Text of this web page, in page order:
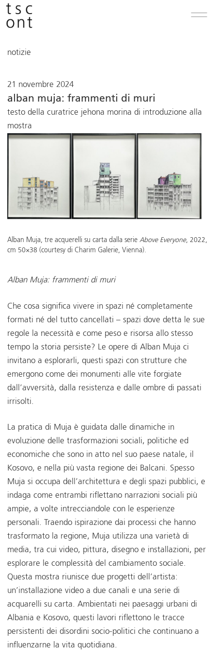
notizie
21 novembre 2024
alban muja: frammenti di muri
testo della curatrice jehona morina di introduzione alla
mostra
Alban Muja, tre acquerelli su carta dalla serie Above Everyone, 2022,
cm 50×38 (courtesy di Charim Galerie, Vienna).
Alban Muja: frammenti di muri
Che cosa significa vivere in spazi né completamente
formati né del tutto cancellati – spazi dove detta le sue
regole la necessità e come peso e risorsa allo stesso
tempo la storia persiste? Le opere di Alban Muja ci
invitano a esplorarli, questi spazi con strutture che
emergono come dei monumenti alle vite forgiate
dall’avversità, dalla resistenza e dalle ombre di passati
irrisolti.
La pratica di Muja è guidata dalle dinamiche in
evoluzione delle trasformazioni sociali, politiche ed
economiche che sono in atto nel suo paese natale, il
Kosovo, e nella più vasta regione dei Balcani. Spesso
Muja si occupa dell’architettura e degli spazi pubblici, e
indaga come entrambi riflettano narrazioni sociali più
ampie, a volte intrecciandole con le esperienze
personali. Traendo ispirazione dai processi che hanno
trasformato la regione, Muja utilizza una varietà di
media, tra cui video, pittura, disegno e installazioni, per
esplorare le complessità del cambiamento sociale.
Questa mostra riunisce due progetti dell’artista:
un’installazione video a due canali e una serie di
acquarelli su carta. Ambientati nei paesaggi urbani di
Albania e Kosovo, questi lavori riflettono le tracce
persistenti dei disordini socio-politici che continuano a
influenzarne la vita quotidiana.